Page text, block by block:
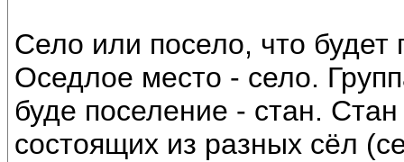
Село или посело, что будет
Оседлое место - село.
буде поселение - стан.
состоящих из разных сёл